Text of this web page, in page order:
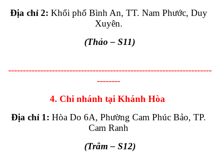
Địa chỉ 2: Khối phố Bình An, TT. Nam Phước, Duy
Xuyên.
(Thảo – S11)
----------------------------------------------------------------------
--------
4. Chi nhánh tại Khánh Hòa
Địa chỉ 1: Hòa Do 6A, Phường Cam Phúc Bảo, TP.
Cam Ranh
(Trâm – S12)